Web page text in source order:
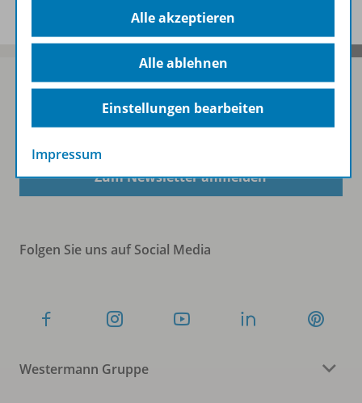
Sofort profitieren
Zum Newsletter anmelden
Folgen Sie uns auf Social Media
Westermann Gruppe
Alle akzeptieren
Alle ablehnen
Einstellungen bearbeiten
Impressum